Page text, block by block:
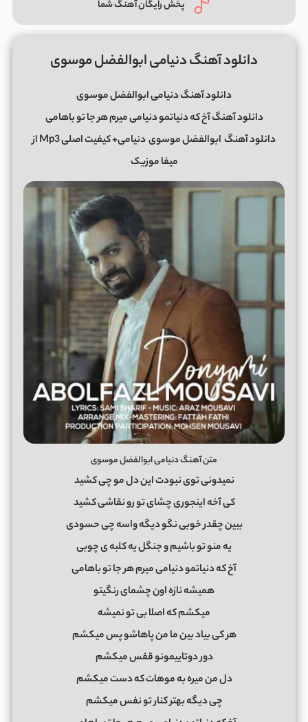
پخش رایگان آهنگ شما
دانلود آهنگ دنیامی ابوالفضل موسوی
دانلود آهنگ دنیامی ابوالفضل موسوی
دانلود آهنگ آخ که دنیاتمو دنیامی میرم هر جا تو باهامی
دانلود آهنگ ابوالفضل موسویدنیامی+ کیفیت اصلی Mp3 از
میفا موزیک
متن آهنگ دنیامی ابوالفضل موسوی
نمیدونی توی نبودت این دل مو چی کشید
کی آخه اینجوری چشای تو رو نقاشی کشید
ببین چقدر خوبی نگو دیگه واسه چی حسودی
یه منو تو باشیم و جنگل یه کلبه ی چوبی
آخ که دنیاتمو دنیامی میرم هر جا تو باهامی
همیشه نازه اون چشمای رنگیتو
میکشم که اصلا بی تو نمیشه
هر کی بیاد بین ما من پاهاشو پس میکشم
دور دوتاییمونو قفس میکشم
دل من میره به موهات که دست میکشم
چی دیگه بهتر کنار تو نفس میکشم